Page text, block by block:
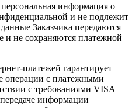
информация о
и не подлежит
Заказчика передаются
и не сохраняются платежной
платежей гарантирует
операции с платежными
с требованиями VISA
информации